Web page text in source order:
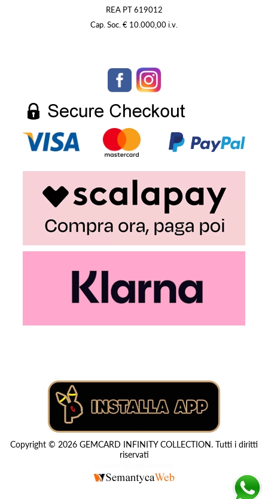
REA PT 619012
Cap. Soc. € 10.000,00 i.v.
Copyright © 2026 GEMCARD INFINITY COLLECTION. Tutti i diritti
riservati